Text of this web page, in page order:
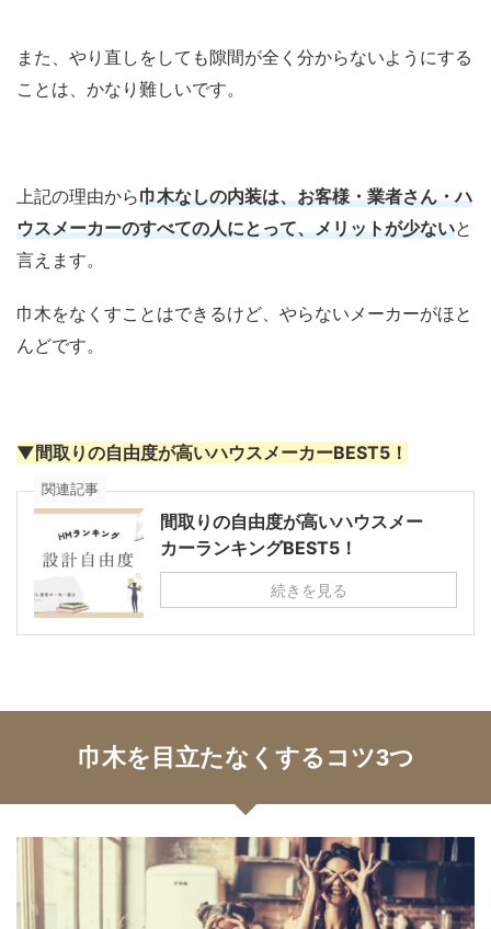
また、やり直しをしても隙間が全く分からないようにする
ことは、かなり難しいです。
上記の理由から巾木なしの内装は、お客様・業者さん・ハ
ウスメーカーのすべての人にとって、メリットが少ないと
言えます。
巾木をなくすことはできるけど、やらないメーカーがほと
んどです。
▼間取りの自由度が高いハウスメーカーBEST5！
関連記事
間取りの自由度が高いハウスメー
カーランキングBEST5！
続きを見る
巾木を目立たなくするコツ3つ